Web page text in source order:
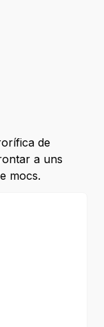
de
a uns
mocs.